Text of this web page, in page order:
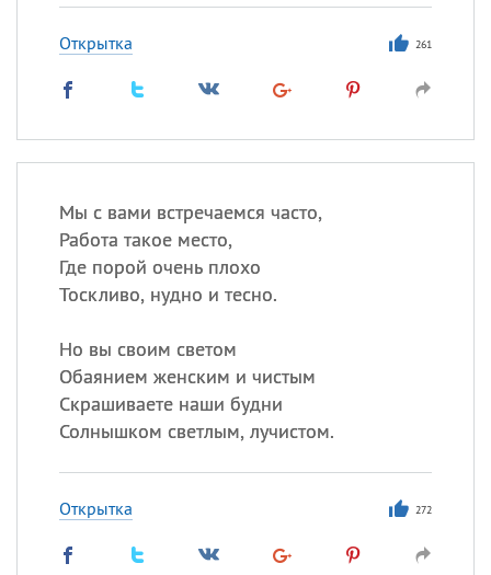
Открытка 261
Мы с вами встречаемся часто,
Работа такое место,
Где порой очень плохо
Тоскливо, нудно и тесно.
Но вы своим светом
Обаянием женским и чистым
Скрашиваете наши будни
Солнышком светлым, лучистом.
Открытка 272